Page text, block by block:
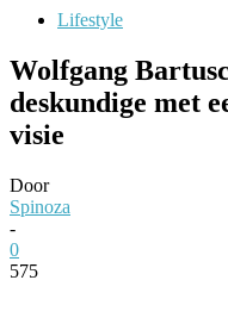
Lifestyle
Wolfgang
deskundige met
visie
Door
Spinoza
-
0
575